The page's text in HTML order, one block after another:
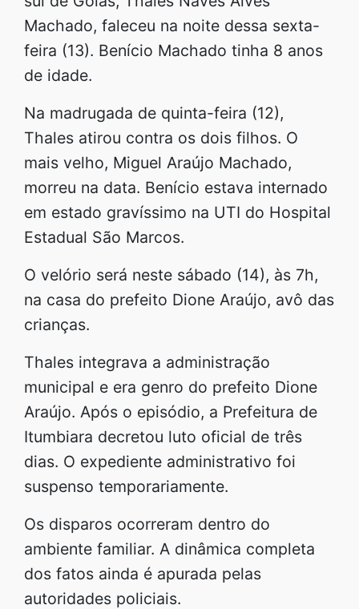
Machado, faleceu na noite dessa sexta-
feira (13). Benício Machado tinha 8 anos
de idade.
Na madrugada de quinta-feira (12),
Thales atirou contra os dois filhos. O
mais velho, Miguel Araújo Machado,
morreu na data. Benício estava internado
em estado gravíssimo na UTI do Hospital
Estadual São Marcos.
O velório será neste sábado (14), às 7h,
na casa do prefeito Dione Araújo, avô das
crianças.
Thales integrava a administração
municipal e era genro do prefeito Dione
Araújo. Após o episódio, a Prefeitura de
Itumbiara decretou luto oficial de três
dias. O expediente administrativo foi
suspenso temporariamente.
Os disparos ocorreram dentro do
ambiente familiar. A dinâmica completa
dos fatos ainda é apurada pelas
autoridades policiais.